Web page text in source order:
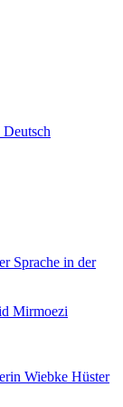
Sprache in der
Mirmoezi
Wiebke Hüster